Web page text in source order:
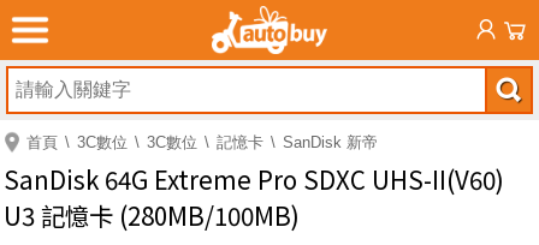
首頁 3C數位 3C數位 記憶卡 SanDisk 新帝
SanDisk 64G Extreme Pro SDXC UHS-II(V60)
U3 記憶卡 (280MB/100MB)